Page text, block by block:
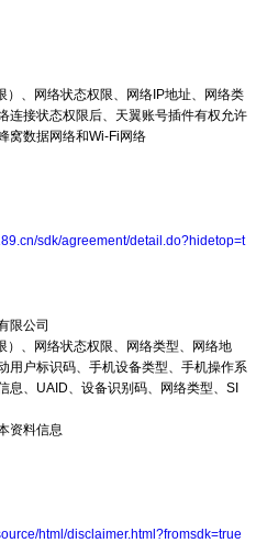
）、网络状态权限、网络IP地址、网络类
连接状态权限后、天翼账号插件有权允许
窝数据网络和Wi-Fi网络
sdk/agreement/detail.do?hidetop=t
限公司
）、网络状态权限、网络类型、网络地
用户标识码、手机设备类型、手机操作系
息、UAID、设备识别码、网络类型、SI
资料信息
html/disclaimer.html?fromsdk=true